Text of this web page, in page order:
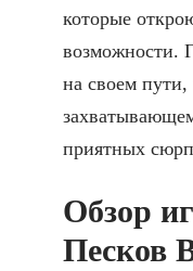
которые
возможности.
на своем пути,
приятных
Обзор
Песков